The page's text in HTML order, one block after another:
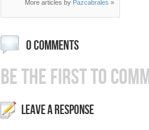
More articles by Pazcabrales »
0 COMMENTS
BE THE FIRST TO
LEAVE A RESPONSE